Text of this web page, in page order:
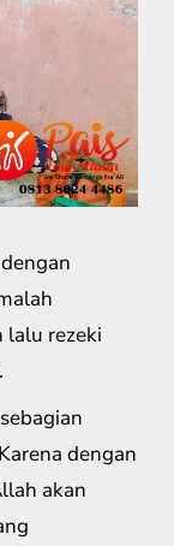
lalu rezeki
dengan
akan